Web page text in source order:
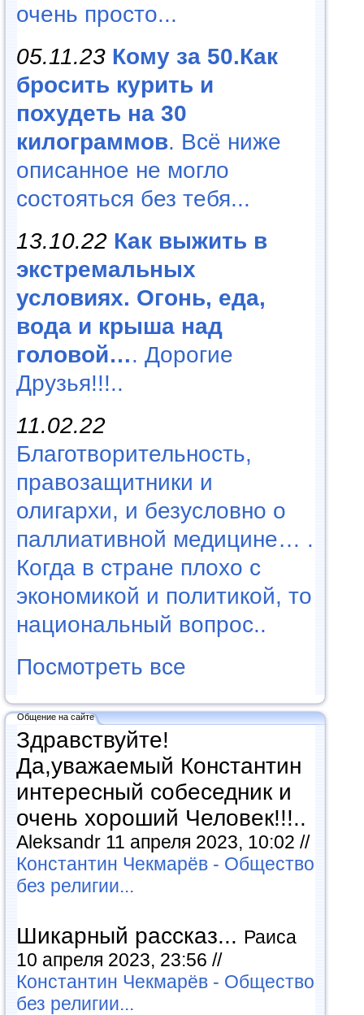
очень просто...
05.11.23 Кому за 50.Как
бросить курить и
похудеть на 30
килограммов. Всё ниже
описанное не могло
состояться без тебя...
13.10.22 Как выжить в
экстремальных
условиях. Огонь, еда,
вода и крыша над
головой…. Дорогие
Друзья!!!..
11.02.22
Благотворительность,
правозащитники и
олигархи, и безусловно о
паллиативной медицине… .
Когда в стране плохо с
экономикой и политикой, то
национальный вопрос..
Посмотреть все
Общение на сайте
Здравствуйте!
Да,уважаемый Константин
интересный собеседник и
очень хороший Человек!!!..
Aleksandr 11 апреля 2023, 10:02 //
Константин Чекмарёв - Общество
без религии...
Шикарный рассказ... Раиса
10 апреля 2023, 23:56 //
Константин Чекмарёв - Общество
без религии...